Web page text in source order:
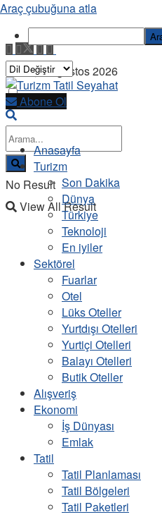
Pazar, 9 Ağustos 2026
No Result
View All Result
Abone Ol
Anasayfa
Turizm
Son Dakika
Dünya
Türkiye
Teknoloji
En iyiler
Sektörel
Fuarlar
Otel
Lüks Oteller
Yurtdışı Otelleri
Yurtiçi Otelleri
Balayı Otelleri
Butik Oteller
Alışveriş
Ekonomi
İş Dünyası
Emlak
Tatil
Tatil Planlaması
Tatil Bölgeleri
Tatil Paketleri
Araç çubuğuna atla
Ara